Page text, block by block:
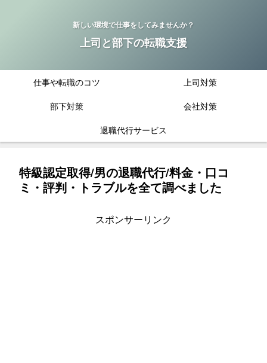
新しい環境で仕事をしてみませんか？
上司と部下の転職支援
仕事や転職のコツ
上司対策
部下対策
会社対策
退職代行サービス
特級認定取得/男の退職代行/料金・口コ
ミ・評判・トラブルを全て調べました
スポンサーリンク